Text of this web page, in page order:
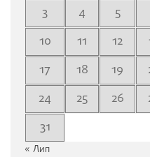
3
4 5
10
11 12
17
18 19
24
25 26
31
« Лип